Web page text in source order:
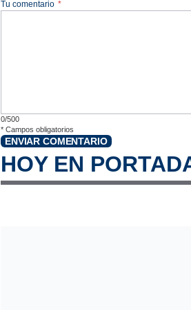
Tu comentario *
0/500
* Campos obligatorios
ENVIAR COMENTARIO
HOY EN